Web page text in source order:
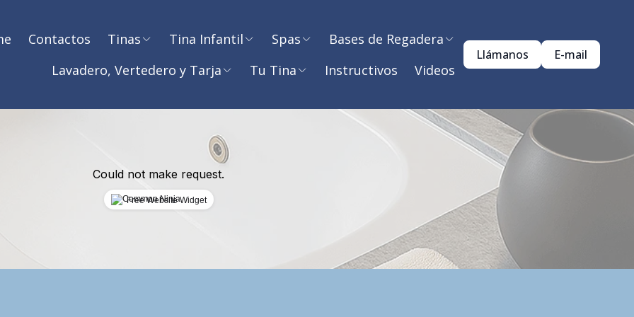
Contactos Tinas Tina Infantil Spas
Bases de Regadera
Lavadero, Vertedero y Tarja
Tu Tina Instructivos Videos
Llámanos E-mail
Could not make request.
Free Website Widget